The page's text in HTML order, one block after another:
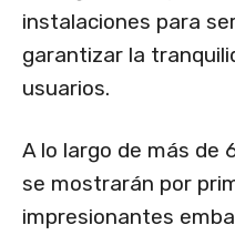
instalaciones para
garantizar la
usuarios.
A lo largo de más de
se mostrarán por
impresionantes